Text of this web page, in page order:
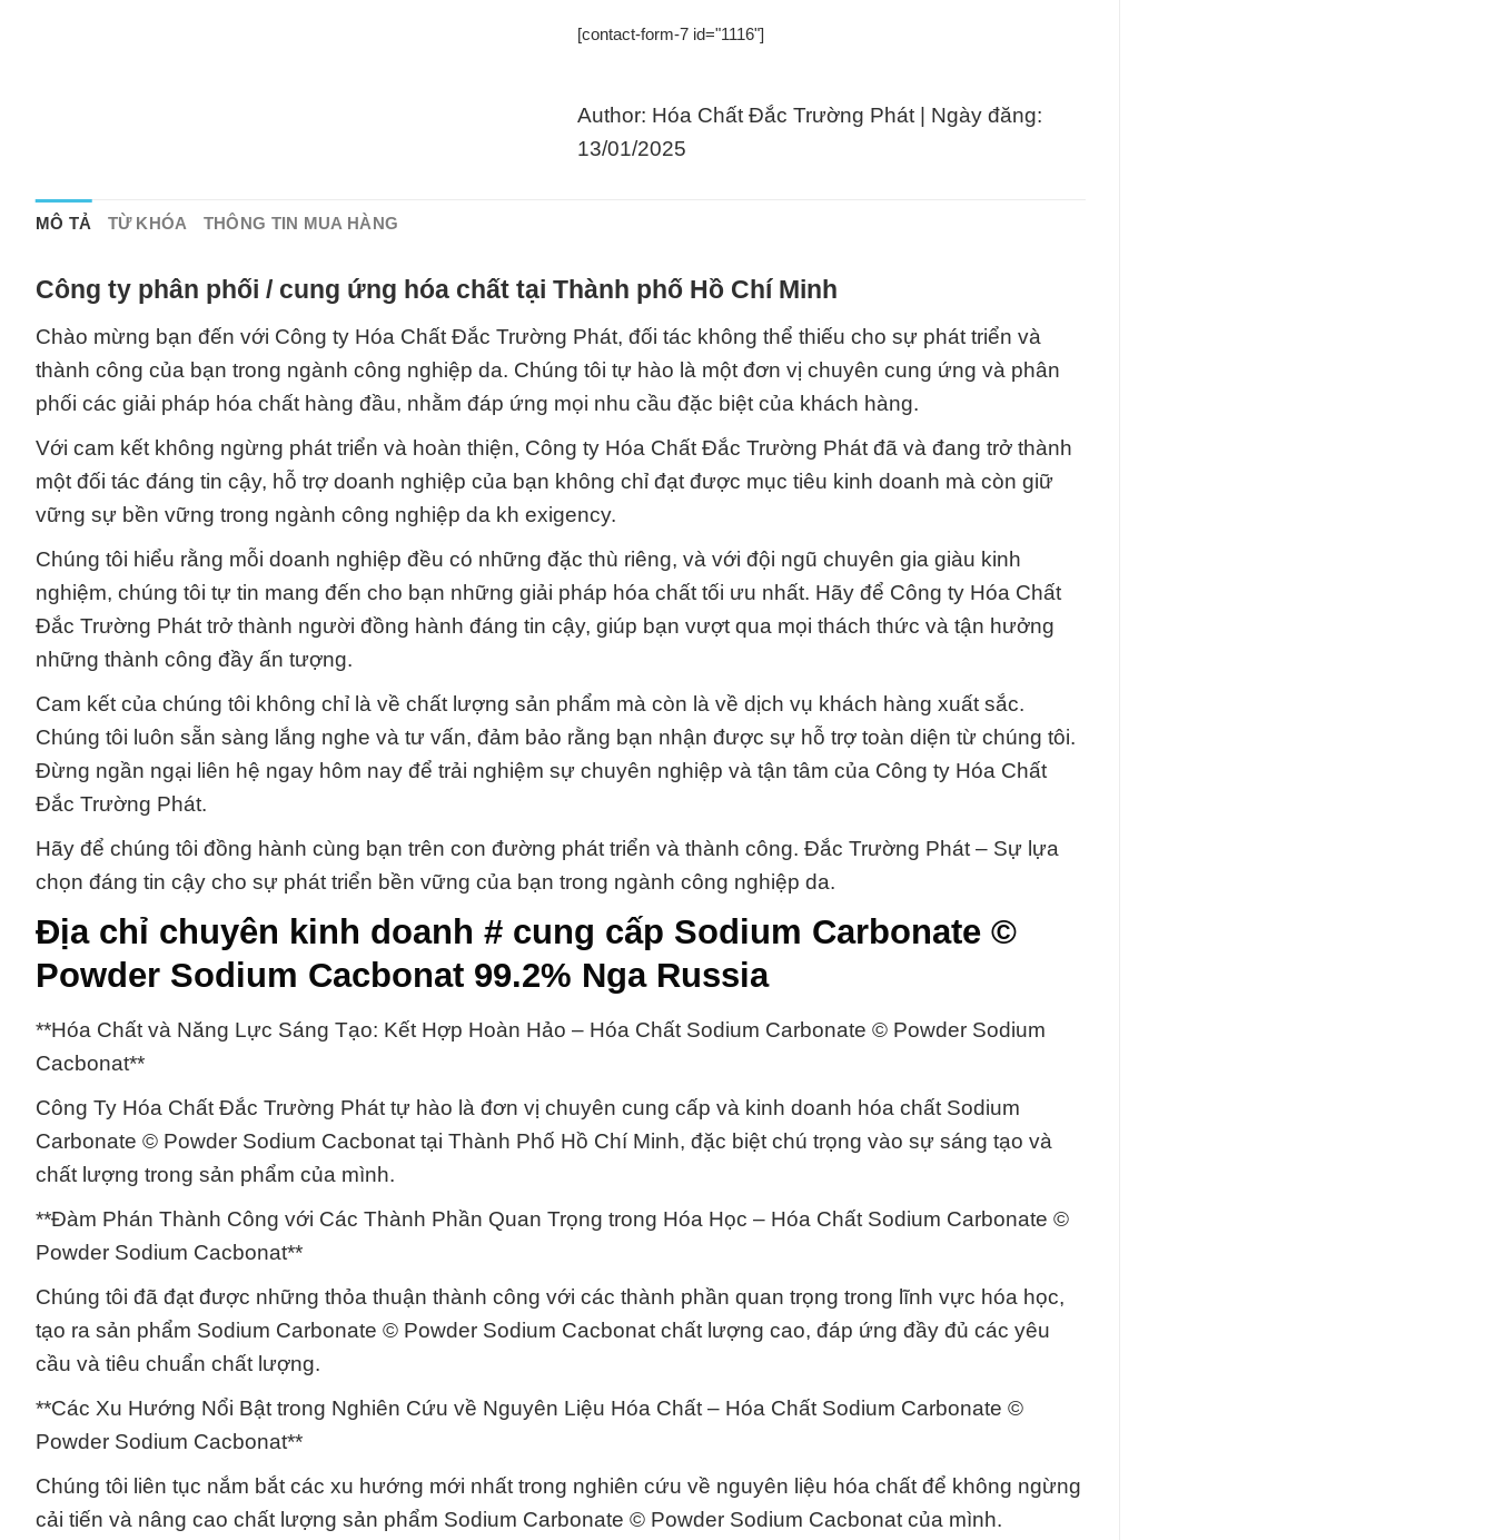
[contact-form-7 id="1116"]
Author: Hóa Chất Đắc Trường Phát | Ngày đăng:
13/01/2025
MÔ TẢ TỪ KHÓA THÔNG TIN MUA HÀNG
Công ty phân phối / cung ứng hóa chất tại Thành phố Hồ Chí Minh
Chào mừng bạn đến với Công ty Hóa Chất Đắc Trường Phát, đối tác không thể thiếu cho sự phát triển và
thành công của bạn trong ngành công nghiệp da. Chúng tôi tự hào là một đơn vị chuyên cung ứng và phân
phối các giải pháp hóa chất hàng đầu, nhằm đáp ứng mọi nhu cầu đặc biệt của khách hàng.
Với cam kết không ngừng phát triển và hoàn thiện, Công ty Hóa Chất Đắc Trường Phát đã và đang trở thành
một đối tác đáng tin cậy, hỗ trợ doanh nghiệp của bạn không chỉ đạt được mục tiêu kinh doanh mà còn giữ
vững sự bền vững trong ngành công nghiệp da kh exigency.
Chúng tôi hiểu rằng mỗi doanh nghiệp đều có những đặc thù riêng, và với đội ngũ chuyên gia giàu kinh
nghiệm, chúng tôi tự tin mang đến cho bạn những giải pháp hóa chất tối ưu nhất. Hãy để Công ty Hóa Chất
Đắc Trường Phát trở thành người đồng hành đáng tin cậy, giúp bạn vượt qua mọi thách thức và tận hưởng
những thành công đầy ấn tượng.
Cam kết của chúng tôi không chỉ là về chất lượng sản phẩm mà còn là về dịch vụ khách hàng xuất sắc.
Chúng tôi luôn sẵn sàng lắng nghe và tư vấn, đảm bảo rằng bạn nhận được sự hỗ trợ toàn diện từ chúng tôi.
Đừng ngần ngại liên hệ ngay hôm nay để trải nghiệm sự chuyên nghiệp và tận tâm của Công ty Hóa Chất
Đắc Trường Phát.
Hãy để chúng tôi đồng hành cùng bạn trên con đường phát triển và thành công. Đắc Trường Phát – Sự lựa
chọn đáng tin cậy cho sự phát triển bền vững của bạn trong ngành công nghiệp da.
Địa chỉ chuyên kinh doanh # cung cấp Sodium Carbonate ©
Powder Sodium Cacbonat 99.2% Nga Russia
**Hóa Chất và Năng Lực Sáng Tạo: Kết Hợp Hoàn Hảo – Hóa Chất Sodium Carbonate © Powder Sodium
Cacbonat**
Công Ty Hóa Chất Đắc Trường Phát tự hào là đơn vị chuyên cung cấp và kinh doanh hóa chất Sodium
Carbonate © Powder Sodium Cacbonat tại Thành Phố Hồ Chí Minh, đặc biệt chú trọng vào sự sáng tạo và
chất lượng trong sản phẩm của mình.
**Đàm Phán Thành Công với Các Thành Phần Quan Trọng trong Hóa Học – Hóa Chất Sodium Carbonate ©
Powder Sodium Cacbonat**
Chúng tôi đã đạt được những thỏa thuận thành công với các thành phần quan trọng trong lĩnh vực hóa học,
tạo ra sản phẩm Sodium Carbonate © Powder Sodium Cacbonat chất lượng cao, đáp ứng đầy đủ các yêu
cầu và tiêu chuẩn chất lượng.
**Các Xu Hướng Nổi Bật trong Nghiên Cứu về Nguyên Liệu Hóa Chất – Hóa Chất Sodium Carbonate ©
Powder Sodium Cacbonat**
Chúng tôi liên tục nắm bắt các xu hướng mới nhất trong nghiên cứu về nguyên liệu hóa chất để không ngừng
cải tiến và nâng cao chất lượng sản phẩm Sodium Carbonate © Powder Sodium Cacbonat của mình.